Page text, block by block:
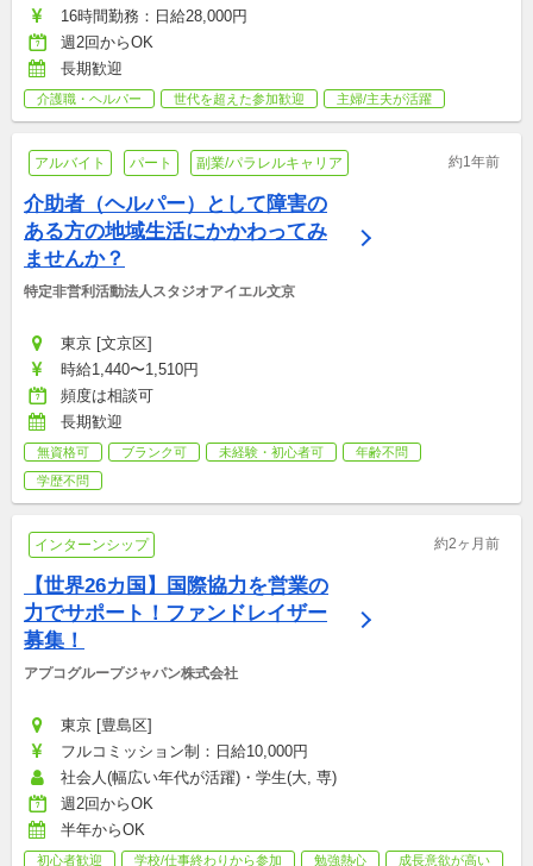
16時間勤務：日給28,000円
週2回からOK
長期歓迎
介護職・ヘルパー 世代を超えた参加歓迎 主婦/主夫が活躍
アルバイト パート 副業/パラレルキャリア 約1年前
介助者（ヘルパー）として障害の
ある方の地域生活にかかわってみ
ませんか？
特定非営利活動法人スタジオアイエル文京
東京 [文京区]
時給1,440〜1,510円
頻度は相談可
長期歓迎
無資格可 ブランク可 未経験・初心者可
年齢不問
学歴不問
インターンシップ 約2ヶ月前
【世界26カ国】国際協力を営業の
力でサポート！ファンドレイザー
募集！
アプコグループジャパン株式会社
東京 [豊島区]
フルコミッション制：日給10,000円
社会人(幅広い年代が活躍)・学生(大, 専)
週2回からOK
半年からOK
初心者歓迎 学校/仕事終わりから参加 勉強熱心 成長意欲が高い